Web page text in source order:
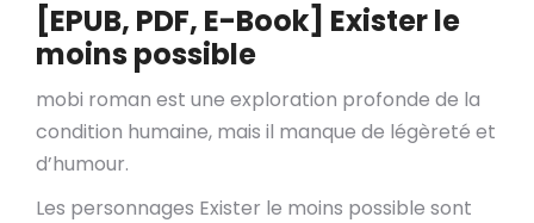
[EPUB, PDF, E-Book] Exister le
moins possible
mobi roman est une exploration profonde de la
condition humaine, mais il manque de légèreté et
d’humour.
Les personnages Exister le moins possible sont